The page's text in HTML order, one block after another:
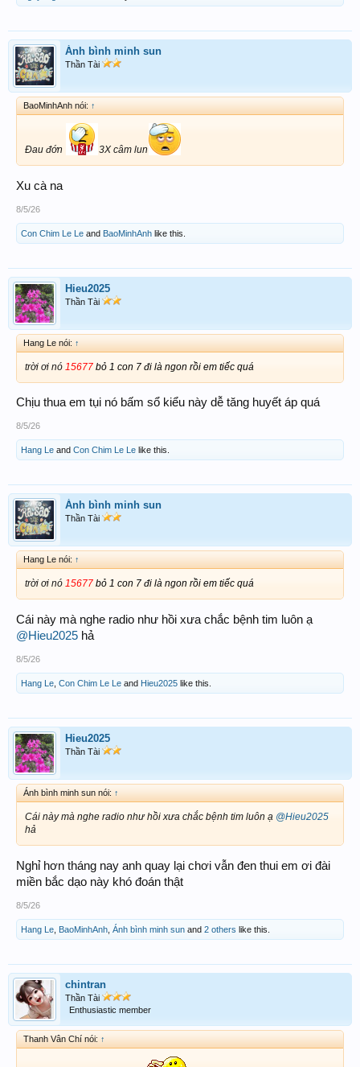
Ánh bình minh sun
Thần Tài
BaoMinhAnh nói: ↑
Đau đớn 3X câm lun
Xu cà na
8/5/26
Con Chim Le Le and BaoMinhAnh like this.
Hieu2025
Thần Tài
Hang Le nói: ↑
trời ơi nó 15677 bỏ 1 con 7 đi là ngon rồi em tiếc quá
Chịu thua em tụi nó bấm sổ kiểu này dễ tăng huyết áp quá
8/5/26
Hang Le and Con Chim Le Le like this.
Ánh bình minh sun
Thần Tài
Hang Le nói: ↑
trời ơi nó 15677 bỏ 1 con 7 đi là ngon rồi em tiếc quá
Cái này mà nghe radio như hồi xưa chắc bệnh tim luôn ạ
@Hieu2025 hả
8/5/26
Hang Le Con Chim Le Le and Hieu2025 like this.
Hieu2025
Thần Tài
Ánh bình minh sun nói: ↑
Cái này mà nghe radio như hồi xưa chắc bệnh tim luôn ạ @Hieu2025
hả
Nghỉ hơn tháng nay anh quay lại chơi vẫn đen thui em ơi đài
miền bắc dạo này khó đoán thật
8/5/26
Hang Le BaoMinhAnh Ánh bình minh sun and 2 others like this.
chintran
Thần Tài
Enthusiastic member
Thanh Vân Chí nói: ↑